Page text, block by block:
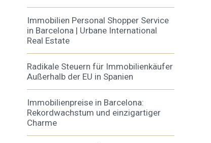
Immobilien Personal Shopper Service
in Barcelona | Urbane International
Real Estate
Radikale Steuern für Immobilienkäufer
Außerhalb der EU in Spanien
Immobilienpreise in Barcelona:
Rekordwachstum und einzigartiger
Charme